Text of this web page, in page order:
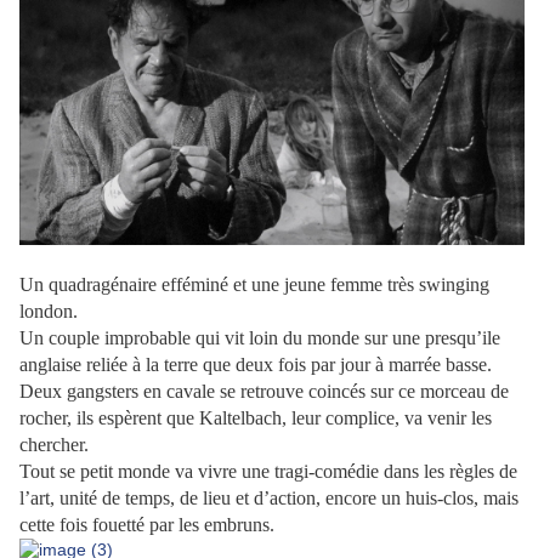
Un quadragénaire efféminé et une jeune femme très swinging
london.
Un couple improbable qui vit loin du monde sur une presqu’ile
anglaise reliée à la terre que deux fois par jour à marrée basse.
Deux gangsters en cavale se retrouve coincés sur ce morceau de
rocher, ils espèrent que Kaltelbach, leur complice, va venir les
chercher.
Tout se petit monde va vivre une tragi-comédie dans les règles de
l’art, unité de temps, de lieu et d’action, encore un huis-clos, mais
cette fois fouetté par les embruns.